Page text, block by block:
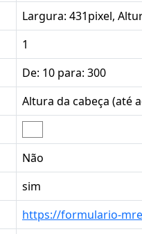
Largura: 431pixel,
1
De: 10 para: 300
Altura da cabeça (até
Não
sim
https://formulario-